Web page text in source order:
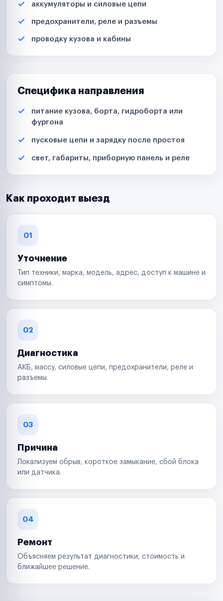
аккумуляторы и силовые цепи
предохранители, реле и разъемы
проводку кузова и кабины
Специфика направления
питание кузова, борта, гидроборта или
фургона
пусковые цепи и зарядку после простоя
свет, габариты, приборную панель и реле
Как проходит выезд
01
Уточнение
Тип техники, марка, модель, адрес, доступ к машине и
симптомы.
02
Диагностика
АКБ, массу, силовые цепи, предохранители, реле и
разъемы.
03
Причина
Локализуем обрыв, короткое замыкание, сбой блока
или датчика.
04
Ремонт
Объясняем результат диагностики, стоимость и
ближайшее решение.